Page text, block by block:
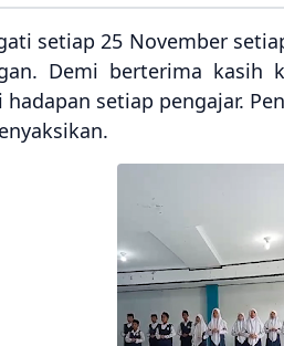
setiap 25 November
Demi berterima
setiap pengajar.